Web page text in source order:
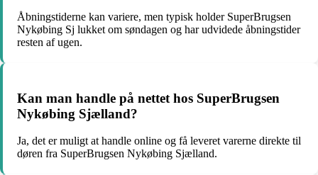
Åbningstiderne kan variere, men typisk holder SuperBrugsen
Nykøbing Sj lukket om søndagen og har udvidede åbningstider
resten af ugen.
Kan man handle på nettet hos SuperBrugsen
Nykøbing Sjælland?
Ja, det er muligt at handle online og få leveret varerne direkte til
døren fra SuperBrugsen Nykøbing Sjælland.